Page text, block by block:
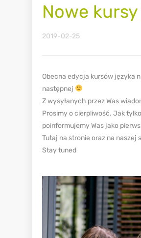
Nowe
2019-02-25
Obecna edycja kursów języka
następnej
Z wysyłanych przez Was
Prosimy o cierpliwość. Jak
poinformujemy Was jako
Tutaj na stronie oraz na naszej
Stay tuned